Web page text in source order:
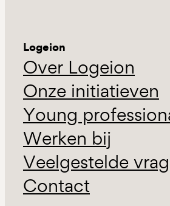
Logeion
Over Logeion
Onze initiatieven
Young
Werken bij
Veelgestelde
Contact